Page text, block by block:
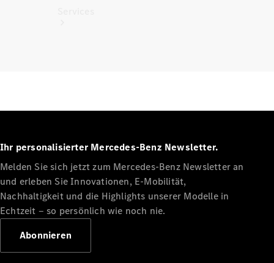
Alle
Servicetermin
vereinbaren
Service &
Reparatur
Pannen- &
Schadenhilfe
Ihr personalisierter Mercedes-Benz Newsletter.
Melden Sie sich jetzt zum Mercedes-Benz Newsletter an
und erleben Sie Innovationen, E-Mobilität,
Nachhaltigkeit und die Highlights unserer Modelle in
Echtzeit ‒ so persönlich wie noch nie.
Abonnieren